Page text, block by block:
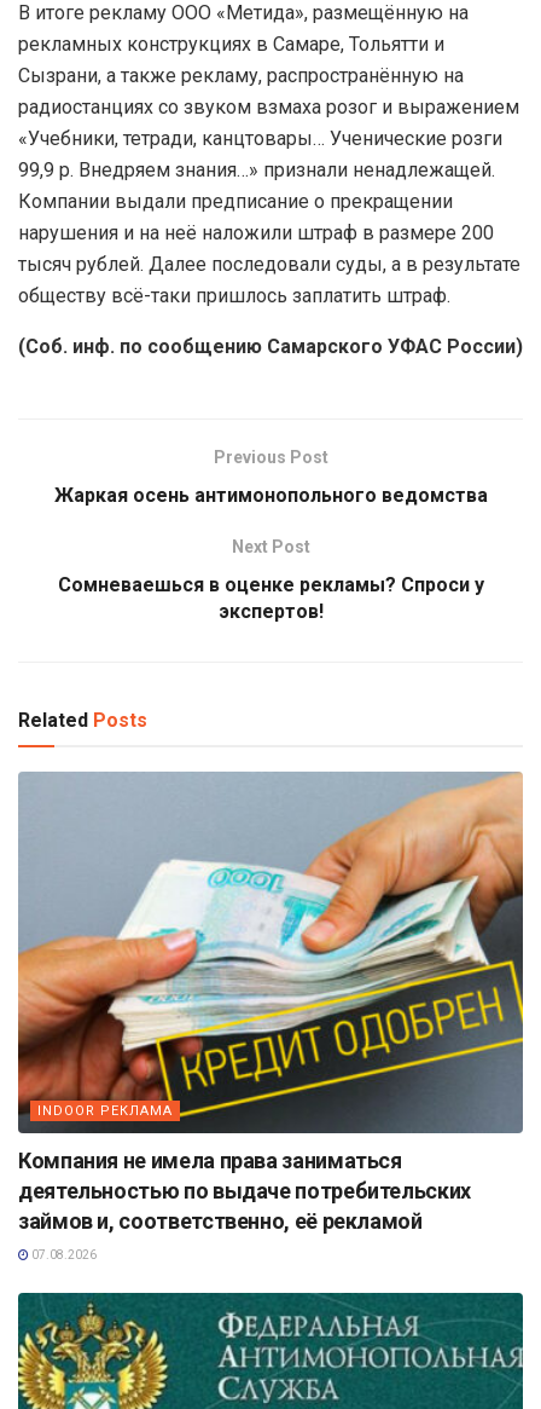
В итоге рекламу ООО «Метида», размещённую на
рекламных конструкциях в Самаре, Тольятти и
Сызрани, а также рекламу, распространённую на
радиостанциях со звуком взмаха розог и выражением
«Учебники, тетради, канцтовары… Ученические розги
99,9 р. Внедряем знания…» признали ненадлежащей.
Компании выдали предписание о прекращении
нарушения и на неё наложили штраф в размере 200
тысяч рублей. Далее последовали суды, а в результате
обществу всё-таки пришлось заплатить штраф.
(Соб. инф. по сообщению Самарского УФАС России)
Previous Post
Жаркая осень антимонопольного ведомства
Next Post
Сомневаешься в оценке рекламы? Спроси у
экспертов!
Related Posts
INDOOR РЕКЛАМА
Компания не имела права заниматься
деятельностью по выдаче потребительских
займов и, соответственно, её рекламой
07.08.2026